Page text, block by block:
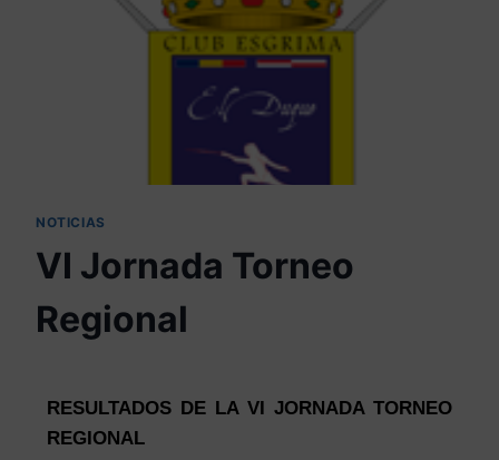
NOTICIAS
VI Jornada Torneo
Regional
RESULTADOS DE LA VI JORNADA TORNEO
REGIONAL